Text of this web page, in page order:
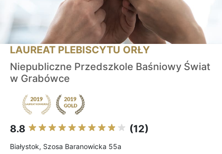
LAUREAT PLEBISCYTU ORŁY
Niepubliczne Przedszkole Baśniowy Świat
w Grabówce
8.8 (12)
Białystok, Szosa Baranowicka 55a